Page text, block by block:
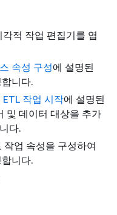
적 작업 편집기를 엽
속성 구성에 설명된
니다.
작업 시작에 설명된
및 데이터 대상을 추가
다.
작업 속성을 구성하여
니다.